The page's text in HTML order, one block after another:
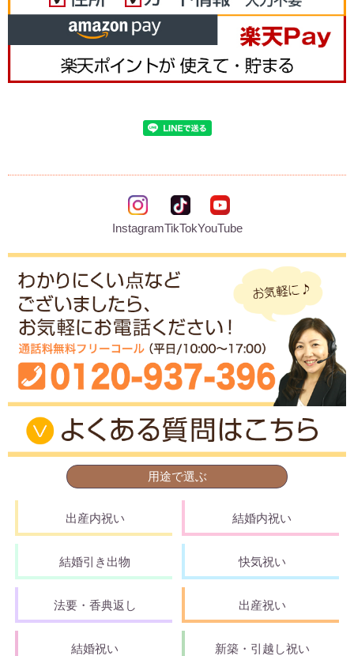
InstagramTikTokYouTube
用途で選ぶ
出産内祝い 結婚内祝い
結婚引き出物 快気祝い
法要・香典返し 出産祝い
結婚祝い 新築・引越し祝い